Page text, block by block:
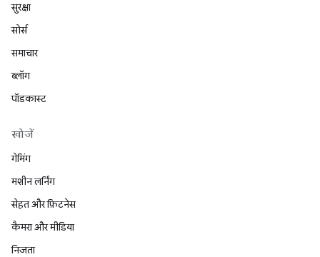
सुरक्षा
सोर्स
समाचार
ब्लॉग
पॉडकास्ट
खोजें
गेमिंग
मशीन लर्निंग
सेहत और फ़िटनेस
कैमरा और मीडिया
निजता